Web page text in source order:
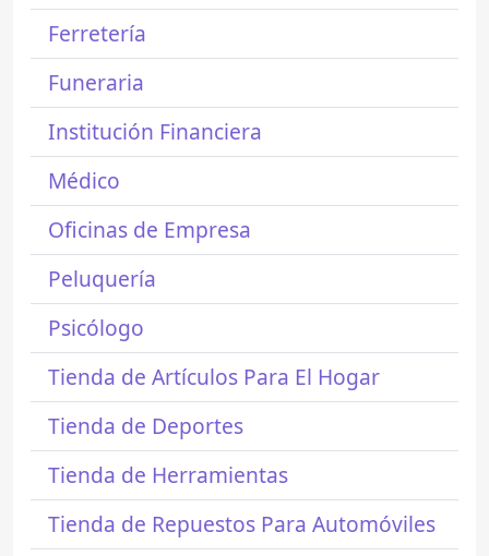
Ferretería
Funeraria
Institución Financiera
Médico
Oficinas de Empresa
Peluquería
Psicólogo
Tienda de Artículos Para El Hogar
Tienda de Deportes
Tienda de Herramientas
Tienda de Repuestos Para Automóviles